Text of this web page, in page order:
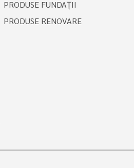
PRODUSE FUNDAȚII
PRODUSE RENOVARE